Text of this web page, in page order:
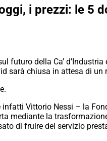
i prezzi: le 5
futuro della Ca’ d’Industria
sarà chiusa in attesa di un
Vittorio Nessi – la
mediante la
di fruire del servizio